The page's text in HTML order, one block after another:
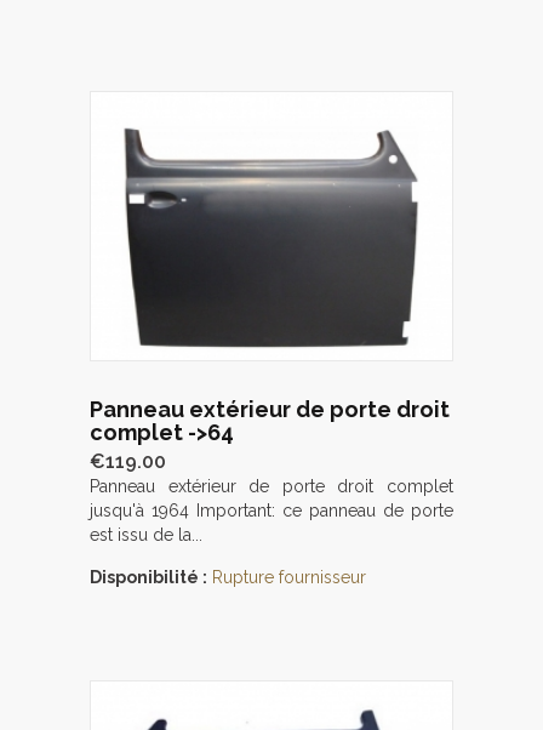
Panneau extérieur de porte droit
complet ->64
€119.00
Panneau extérieur de porte droit complet
jusqu'à 1964 Important: ce panneau de porte
est issu de la...
Disponibilité : Rupture fournisseur